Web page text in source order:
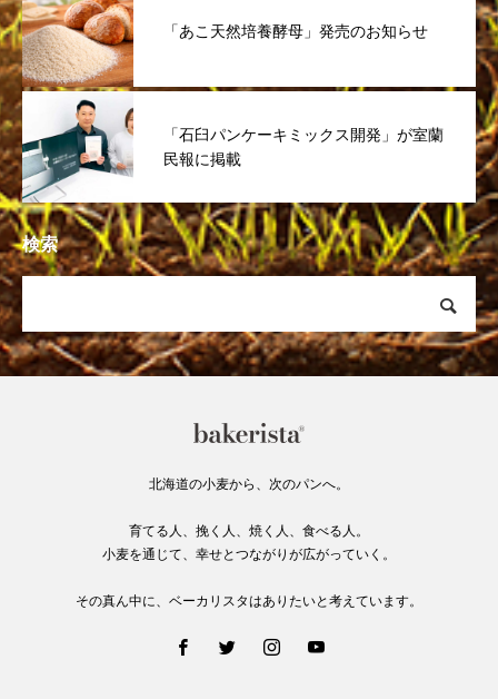
「あこ天然培養酵母」発売のお知らせ
「石臼パンケーキミックス開発」が室蘭
民報に掲載
検索
北海道の小麦から、次のパンへ。
育てる人、挽く人、焼く人、食べる人。
小麦を通じて、幸せとつながりが広がっていく。
その真ん中に、ベーカリスタはありたいと考えています。